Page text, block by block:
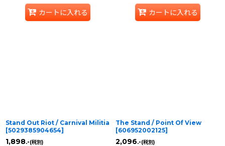
カートに入れる カートに入れる
Stand Out Riot / Carnival Militia
[5029385904654]
1,898.-(税別)
The Stand / Point Of View
[606952002125]
2,096.-(税別)